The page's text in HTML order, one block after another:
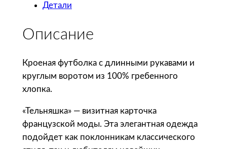
т
о
т
о
а
р
а
Детали
Описание
Кроеная футболка с длинными рукавами и
круглым воротом из 100% гребенного
хлопка.
«Тельняшка» — визитная карточка
французской моды. Эта элегантная одежда
подойдет как поклонникам классического